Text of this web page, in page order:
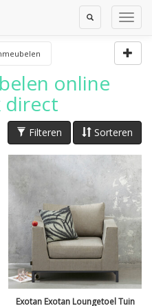
Toggle
Search
online
direct
Sorteren
Filteren
Exotan Exotan Loungetoel Tuin